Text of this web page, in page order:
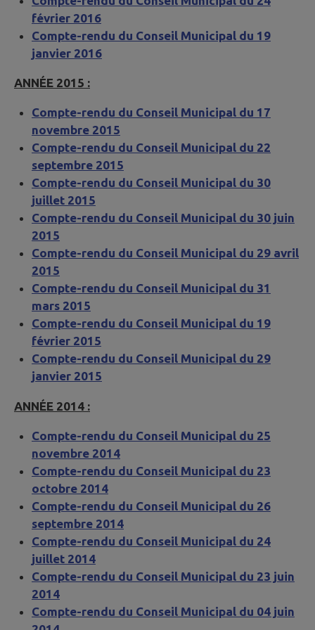
février 2016
Compte-rendu du Conseil Municipal du 19
janvier 2016
ANNÉE 2015 :
Compte-rendu du Conseil Municipal du 17
novembre 2015
Compte-rendu du Conseil Municipal du 22
septembre 2015
Compte-rendu du Conseil Municipal du 30
juillet 2015
Compte-rendu du Conseil Municipal du 30 juin
2015
Compte-rendu du Conseil Municipal du 29 avril
2015
Compte-rendu du Conseil Municipal du 31
mars 2015
Compte-rendu du Conseil Municipal du 19
février 2015
Compte-rendu du Conseil Municipal du 29
janvier 2015
ANNÉE 2014 :
Compte-rendu du Conseil Municipal du 25
novembre 2014
Compte-rendu du Conseil Municipal du 23
octobre 2014
Compte-rendu du Conseil Municipal du 26
septembre 2014
Compte-rendu du Conseil Municipal du 24
juillet 2014
Compte-rendu du Conseil Municipal du 23 juin
2014
Compte-rendu du Conseil Municipal du 04 juin